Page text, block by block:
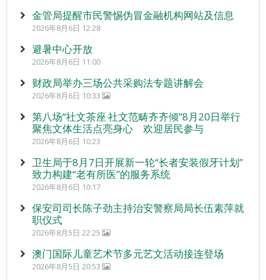
金管局提醒市民警惕伪冒金融机构网站及信息
2026年8月6日 12:28
避暑中心开放
2026年8月6日 11:00
财政局举办三场公共采购法专题讲解会
2026年8月6日 10:33
第八场“社文茶座‧社文范畴齐齐倾”8月20日举行
聚焦文体生活点亮身心 欢迎居民参与
2026年8月6日 10:23
卫生局于8月7日开展新一轮“长者安装假牙计划”
致力构建“老有所医”的服务系统
2026年8月6日 10:17
保安司司长陈子劲主持治安警察局局长伍素萍就
职仪式
2026年8月5日 22:25
澳门国际儿童艺术节多元艺文活动接连登场
2026年8月5日 20:53